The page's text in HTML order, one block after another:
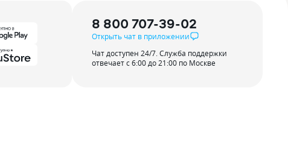
8 800 707-39-02
Открыть чат в приложении
Чат доступен 24/7. Служба поддержки
отвечает с 6:00 до 21:00 по Москве